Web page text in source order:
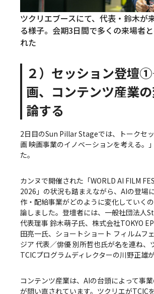
ツクリエブースにて、代表・鈴木が
る様子。会期3日間で多くの来場者
れた
２）セッション登壇
画、コンテンツ産業
論する
2日目のSun Pillar Stageでは、トークセ
画 映画事業のイノベーションを考える。
た。
カンヌで開催された「WORLD AI FILM
2026」の状況も踏まえながら、AIの登場
作・配給事業がどのように変化していく
論しました。登壇者には、一般社団法人
代表理事 鈴木萌子氏、株式会社TOKYO
田亮一氏、ショートショート フィルムフ
ジア 代表／俳優 別所哲也氏が名を連ね、
TCICプログラムディレクターの川野正雄
コンテンツ産業は、AIの台頭によって事
が問い直されています。ツクリエがTCIC